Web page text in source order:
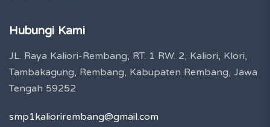
Hubungi Kami
JL. Raya Kaliori-Rembang, RT. 1 RW. 2, Kaliori, Klori,
Tambakagung, Rembang, Kabupaten Rembang, Jawa
Tengah 59252
smp1kaliorirembang@gmail.com